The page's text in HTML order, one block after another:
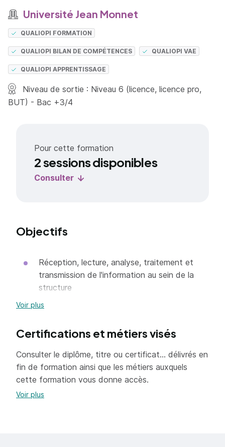
Université Jean Monnet
QUALIOPI FORMATION
QUALIOPI BILAN DE COMPÉTENCES QUALIOPI VAE
QUALIOPI APPRENTISSAGE
Niveau de sortie : Niveau 6 (licence, licence pro,
BUT) - Bac +3/4
Pour cette formation
2 sessions disponibles
Consulter
Objectifs
Réception, lecture, analyse, traitement et
transmission de l'information au sein de la
structure
Accueil du public et premiers conseils
l'analyse d'un problème juridique
Veille des délais et procédures
Suivi de l'exécution des dossiers
Voir plus
Certifications et métiers visés
Consulter le diplôme, titre ou certificat... délivrés en
fin de formation ainsi que les métiers auxquels
cette formation vous donne accès.
Voir plus